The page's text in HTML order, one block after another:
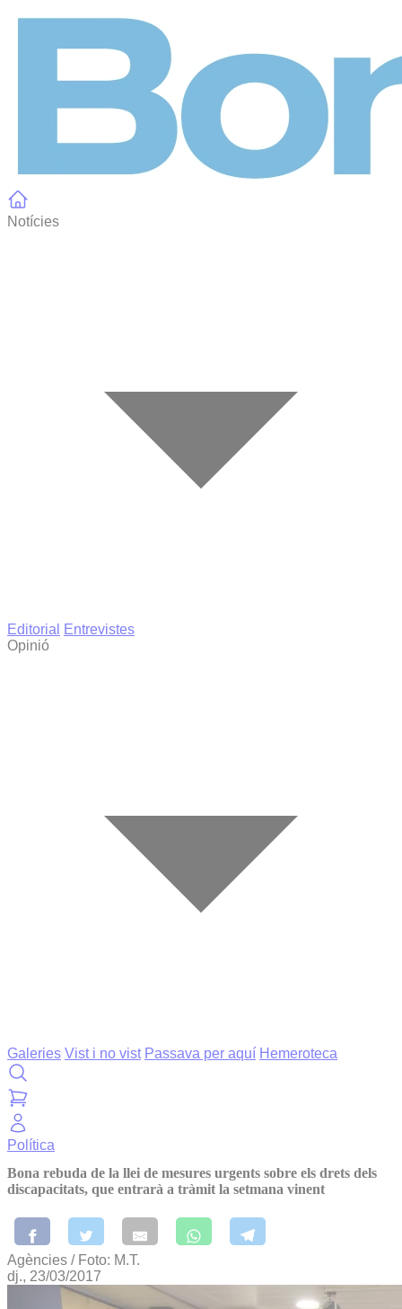
Notícies
Editorial
Entrevistes
Opinió
Galeries Vist i no vist Passava per aquí Hemeroteca
Política
Bona rebuda de la llei de mesures urgents sobre els drets dels
discapacitats, que entrarà a tràmit la setmana vinent
Agències / Foto: M.T.
dj., 23/03/2017